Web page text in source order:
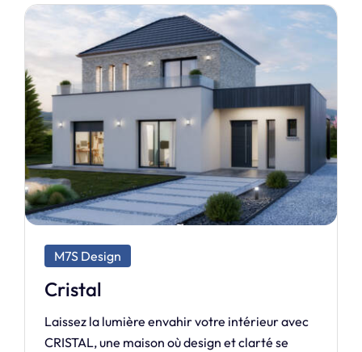
M7S Design
Élégance
Découvrez ÉLÉGANCE, la maison aux lignes
épurées et au toit plat qui redéfinit la